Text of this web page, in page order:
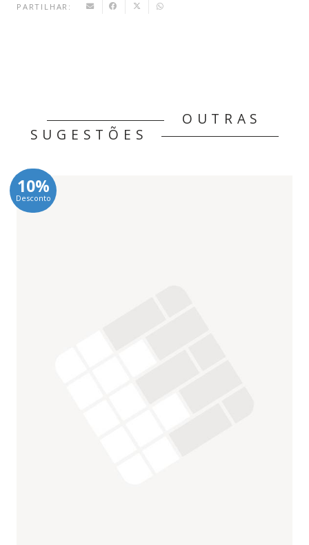
PARTILHAR:
OUTRAS
SUGESTÕES
10%
Desconto